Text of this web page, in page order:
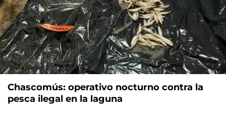
Chascomús: operativo nocturno contra la
pesca ilegal en la laguna